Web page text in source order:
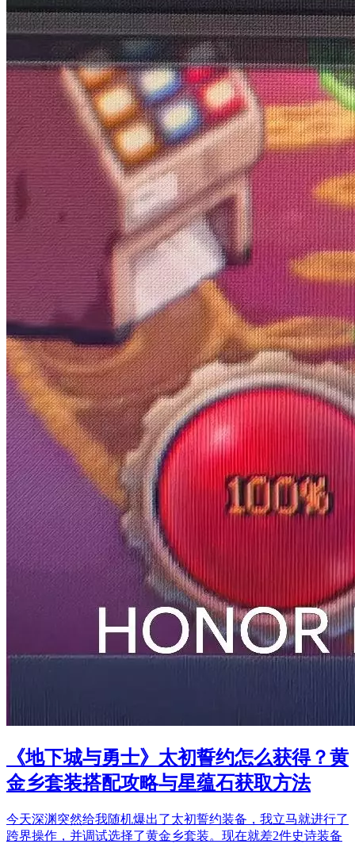
《地下城与勇士》太初誓约怎么获得？黄
金乡套装搭配攻略与星蕴石获取方法
今天深渊突然给我随机爆出了太初誓约装备，我立马就进行了
跨界操作，并调试选择了黄金乡套装。现在就差2件史诗装备